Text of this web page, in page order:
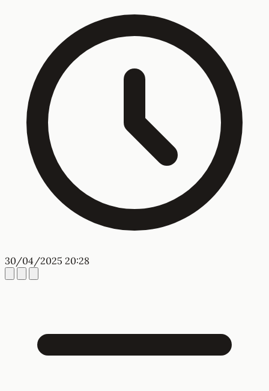
30/04/2025 20:28